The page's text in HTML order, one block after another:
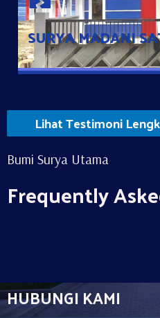
SURYA MADANI
Lihat Testimoni
Bumi Surya Utama
Frequently
HUBUNGI KAMI